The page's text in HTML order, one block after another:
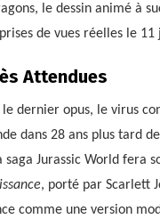
le dessin animé à
de vues réelles le 11
Attendues
dernier opus, le virus
dans 28 ans plus tard
saga Jurassic World fera
, porté par Scarlett
comme une version